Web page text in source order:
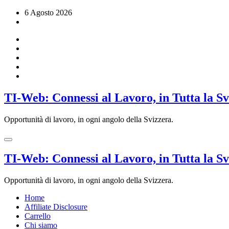
6 Agosto 2026
TI-Web: Connessi al Lavoro, in Tutta la
Opportunità di lavoro, in ogni angolo della Svizzera.
TI-Web: Connessi al Lavoro, in Tutta la
Opportunità di lavoro, in ogni angolo della Svizzera.
Home
Affiliate Disclosure
Carrello
Chi siamo